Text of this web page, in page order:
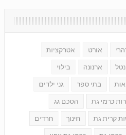
אורט אטרקציות
ארנונה בילוי
בתי ספר גני ילדים
כרמי גת הסכם גג
קרית גת חינוך חרדים